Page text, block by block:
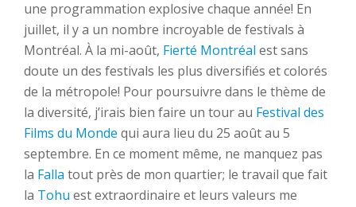
une programmation explosive chaque année! En
juillet, il y a un nombre incroyable de festivals à
Montréal. À la mi-août, Fierté Montréal est sans
doute un des festivals les plus diversifiés et colorés
de la métropole! Pour poursuivre dans le thème de
la diversité, j’irais bien faire un tour au Festival des
Films du Monde qui aura lieu du 25 août au 5
septembre. En ce moment même, ne manquez pas
la Falla tout près de mon quartier; le travail que fait
la Tohu est extraordinaire et leurs valeurs me